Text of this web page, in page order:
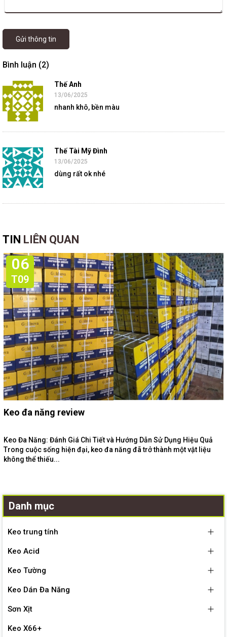
Gửi thông tin
Bình luận (2)
Thế Anh
13/06/2025
nhanh khô, bền màu
Thế Tài Mỹ Đình
13/06/2025
dùng rất ok nhé
TIN LIÊN QUAN
06
T09
Keo đa năng review
Keo Đa Năng: Đánh Giá Chi Tiết và Hướng Dẫn Sử Dụng Hiệu Quả
Trong cuộc sống hiện đại, keo đa năng đã trở thành một vật liệu
không thể thiếu...
Danh mục
Keo trung tính
Keo Acid
Keo Tường
Keo Dán Đa Năng
Sơn Xịt
Keo X66+